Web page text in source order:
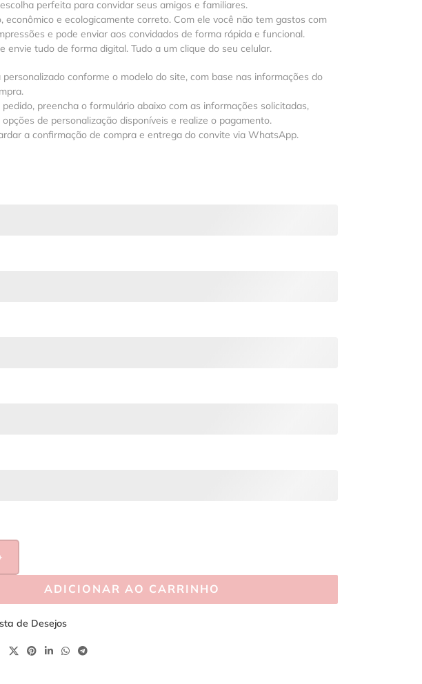
perfeita para convidar seus amigos e familiares.
econômico e ecologicamente correto. Com ele você não tem gastos com
e pode enviar aos convidados de forma rápida e funcional.
envie tudo de forma digital. Tudo a um clique do seu celular.
personalizado conforme o modelo do site, com base nas informações do
preencha o formulário abaixo com as informações solicitadas,
de personalização disponíveis e realize o pagamento.
a confirmação de compra e entrega do convite via WhatsApp.
ADICIONAR AO CARRINHO
de Desejos